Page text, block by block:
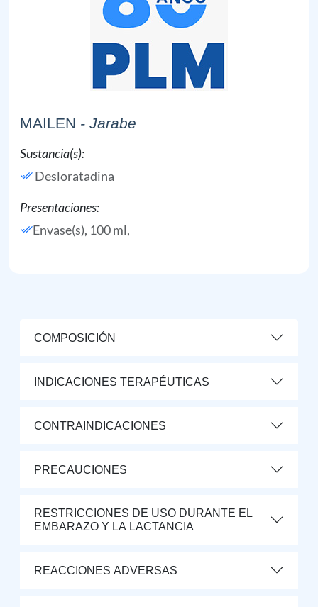
MAILEN - Jarabe
Sustancia(s):
Desloratadina
Presentaciones:
Envase(s), 100 ml,
COMPOSICIÓN
INDICACIONES TERAPÉUTICAS
CONTRAINDICACIONES
PRECAUCIONES
RESTRICCIONES DE USO DURANTE EL
EMBARAZO Y LA LACTANCIA
REACCIONES ADVERSAS